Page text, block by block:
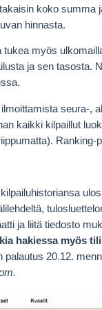
koko summa
hinnasta.
myös
ja sen tasosta.
seura-,
kaikki kilpaillut
Ranking-
ja liitä tiedosto
hakiessa myös
palautus 20.12.